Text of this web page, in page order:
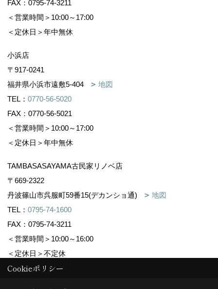
FAX：0795-74-3211
＜営業時間＞10:00～17:00
＜定休日＞年中無休
小浜店
〒917-0241
福井県小浜市遠敷5-404
地図
TEL： 0770-56-5020
FAX：0770-56-5021
＜営業時間＞10:00～17:00
＜定休日＞年中無休
TAMBASASAYAMA古民家リノベ店
〒669-2322
丹波篠山市呉服町59番15(デカンショ通)
地図
TEL： 0795-74-1600
FAX：0795-74-3211
＜営業時間＞10:00～16:00
＜定休日＞不定休
Cookieポリシー